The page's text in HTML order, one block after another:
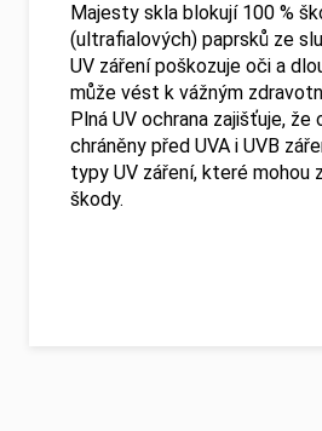
Majesty skla blokují 100 %
(ultrafialových) paprsků ze
UV záření poškozuje oči a
může vést k vážným
Plná UV ochrana zajišťuje, že
chráněny před UVA i UVB
typy UV záření, které mohou
škody.